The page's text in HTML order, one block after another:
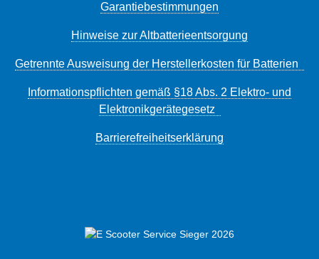
Garantiebestimmungen
Hinweise zur Altbatterieentsorgung
Getrennte Ausweisung der Herstellerkosten für Batterien
Informationspflichten gemäß §18 Abs. 2 Elektro- und
Elektronikgerätegesetz
Barrierefreiheitserklärung